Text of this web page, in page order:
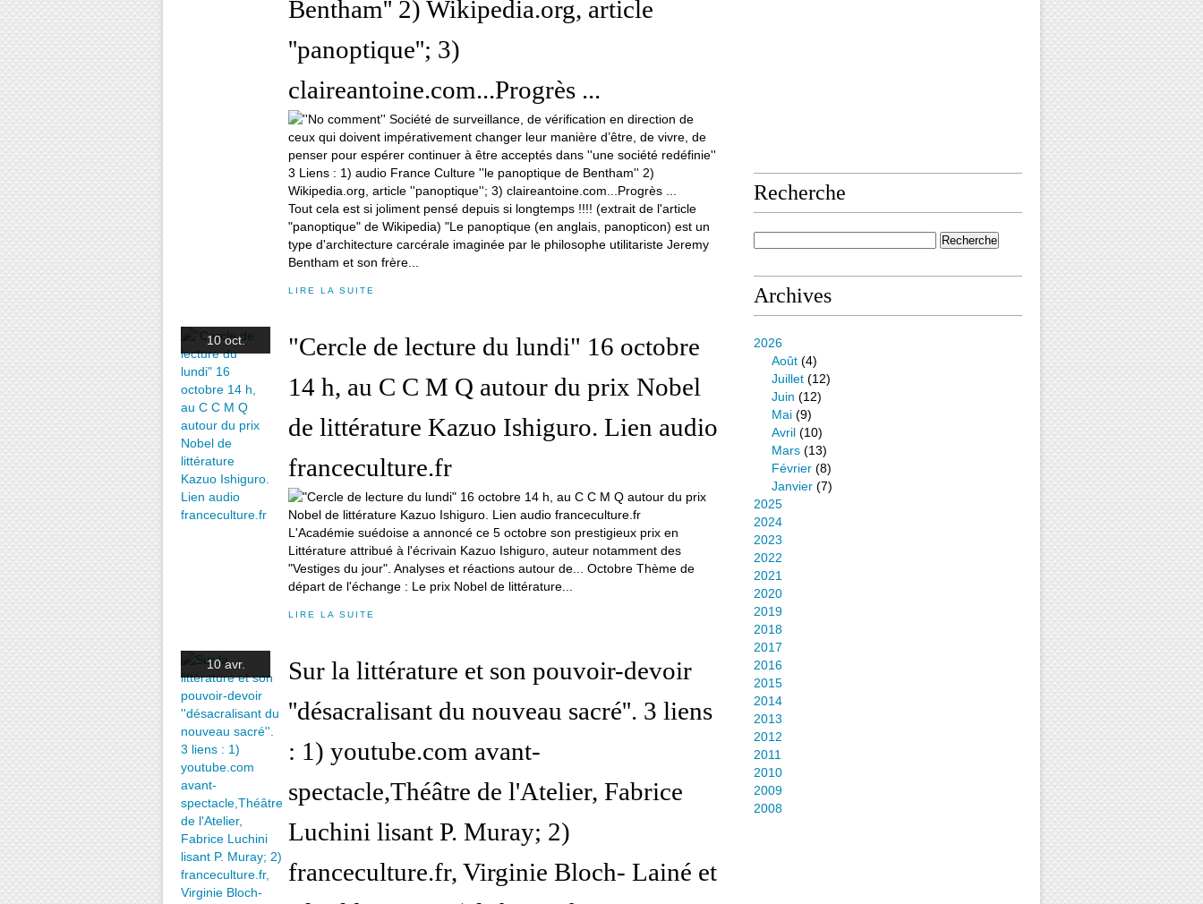
Bentham'' 2) Wikipedia.org, article
''panoptique''; 3)
claireantoine.com...Progrès ...
Tout cela est si joliment pensé depuis si longtemps !!!! (extrait de l'article
"panoptique" de Wikipedia) "Le panoptique (en anglais, panopticon) est un
type d'architecture carcérale imaginée par le philosophe utilitariste Jeremy
Bentham et son frère...
LIRE LA SUITE
10 oct.
"Cercle de lecture du lundi" 16 octobre
14 h, au C C M Q autour du prix Nobel
de littérature Kazuo Ishiguro. Lien audio
franceculture.fr
L'Académie suédoise a annoncé ce 5 octobre son prestigieux prix en
Littérature attribué à l'écrivain Kazuo Ishiguro, auteur notamment des
"Vestiges du jour". Analyses et réactions autour de... Octobre Thème de
départ de l'échange : Le prix Nobel de littérature...
LIRE LA SUITE
10 avr.
Sur la littérature et son pouvoir-devoir
''désacralisant du nouveau sacré''. 3 liens
: 1) youtube.com avant-
spectacle,Théâtre de l'Atelier, Fabrice
Luchini lisant P. Muray; 2)
franceculture.fr, Virginie Bloch- Lainé et
Recherche
Archives
2026
Août (4)
Juillet (12)
Juin (12)
Mai (9)
Avril (10)
Mars (13)
Février (8)
Janvier (7)
2025
2024
2023
2022
2021
2020
2019
2018
2017
2016
2015
2014
2013
2012
2011
2010
2009
2008